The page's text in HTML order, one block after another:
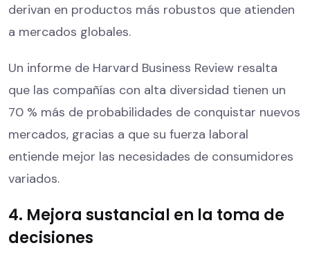
derivan en productos más robustos que atienden
a mercados globales.
Un informe de Harvard Business Review resalta
que las compañías con alta diversidad tienen un
70 % más de probabilidades de conquistar nuevos
mercados, gracias a que su fuerza laboral
entiende mejor las necesidades de consumidores
variados.
4. Mejora sustancial en la toma de
decisiones